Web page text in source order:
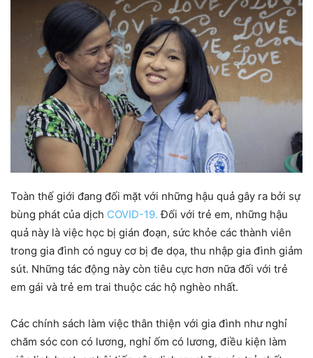
Toàn thế giới đang đối mặt với những hậu quả gây ra bởi sự
bùng phát của dịch COVID-19. Đối với trẻ em, những hậu
quả này là việc học bị gián đoạn, sức khỏe các thành viên
trong gia đình có nguy cơ bị đe dọa, thu nhập gia đình giảm
sút. Những tác động này còn tiêu cực hơn nữa đối với trẻ
em gái và trẻ em trai thuộc các hộ nghèo nhất.
Các chính sách làm việc thân thiện với gia đình như nghỉ
chăm sóc con có lương, nghỉ ốm có lương, điều kiện làm